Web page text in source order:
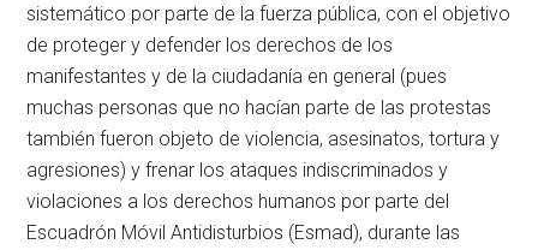
sistemático por parte de la fuerza pública, con el objetivo
de proteger y defender los derechos de los
manifestantes y de la ciudadanía en general (pues
muchas personas que no hacían parte de las protestas
también fueron objeto de violencia, asesinatos, tortura y
agresiones) y frenar los ataques indiscriminados y
violaciones a los derechos humanos por parte del
Escuadrón Móvil Antidisturbios (Esmad), durante las